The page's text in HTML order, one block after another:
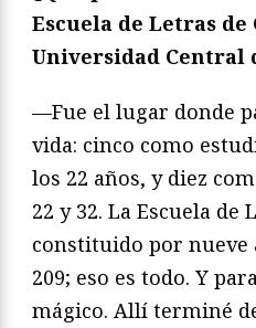
Escuela de Letras de
Universidad Central
—Fue el lugar donde
vida: cinco como
los 22 años, y diez
22 y 32. La Escuela
constituido por nueve
209; eso es todo. Y
mágico. Allí terminé